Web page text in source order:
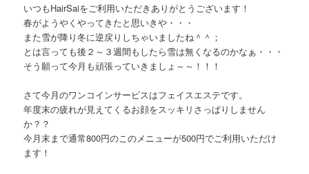
いつもHairSaiをご利用いただきありがとうございます！
春がようやくやってきたと思いきや・・・
また雪が降り冬に逆戻りしちゃいましたね＾＾；
とは言っても後２～３週間もしたら雪は無くなるのかなぁ・・・
そう願って今月も頑張っていきましょ～～！！！
さて今月のワンコインサービスはフェイスエステです。
年度末の疲れが見えてくるお顔をスッキリさっぱりしません
か？？
今月末まで通常800円のこのメニューが500円でご利用いただけ
ます！